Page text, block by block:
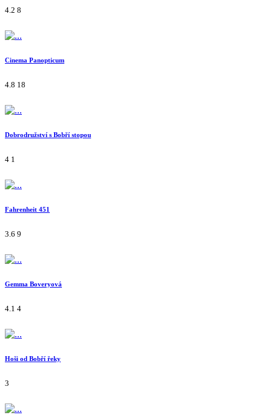
4.2 8
Cinema Panopticum
4.8 18
Dobrodružství s Bobří stopou
4 1
Fahrenheit 451
3.6 9
Gemma Boveryová
4.1 4
Hoši od Bobří řeky
3